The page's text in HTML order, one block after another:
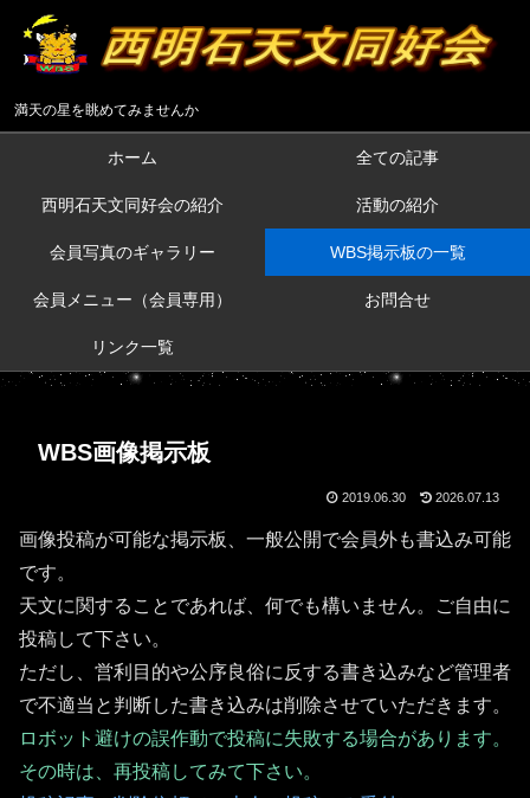
満天の星を眺めてみませんか
ホーム 全ての記事
西明石天文同好会の紹介 活動の紹介
会員写真のギャラリー WBS掲示板の一覧
会員メニュー（会員専用） お問合せ
リンク一覧
WBS画像掲示板
2019.06.30 2026.07.13
画像投稿が可能な掲示板、一般公開で会員外も書込み可能
です。
天文に関することであれば、何でも構いません。ご自由に
投稿して下さい。
ただし、営利目的や公序良俗に反する書き込みなど管理者
で不適当と判断した書き込みは削除させていただきます。
ロボット避けの誤作動で投稿に失敗する場合があります。
その時は、再投稿してみて下さい。